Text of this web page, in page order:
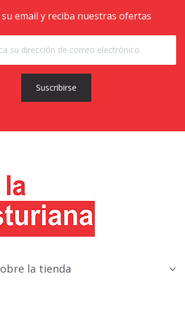
email y reciba nuestras ofertas
Suscribirse
la tienda